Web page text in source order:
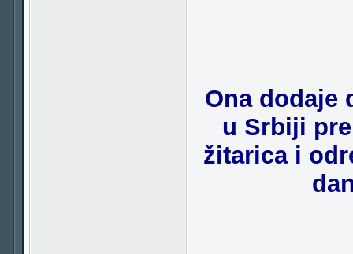
Ona dodaje
u Srbiji
žitarica i